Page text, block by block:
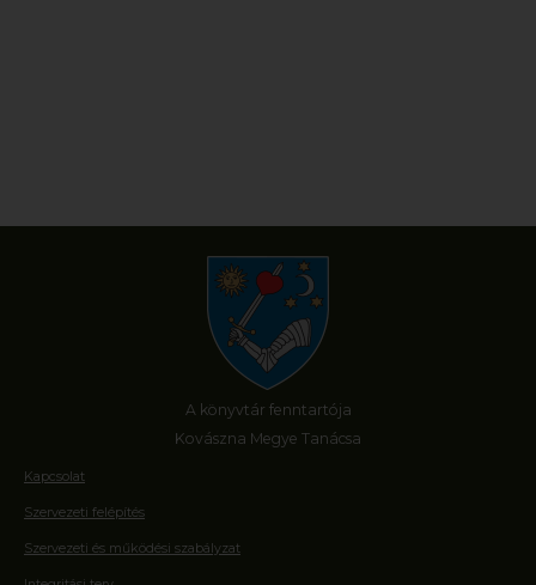
A könyvtár fenntartója
Kovászna Megye Tanácsa
Kapcsolat
Szervezeti felépítés
Szervezeti és működési szabályzat